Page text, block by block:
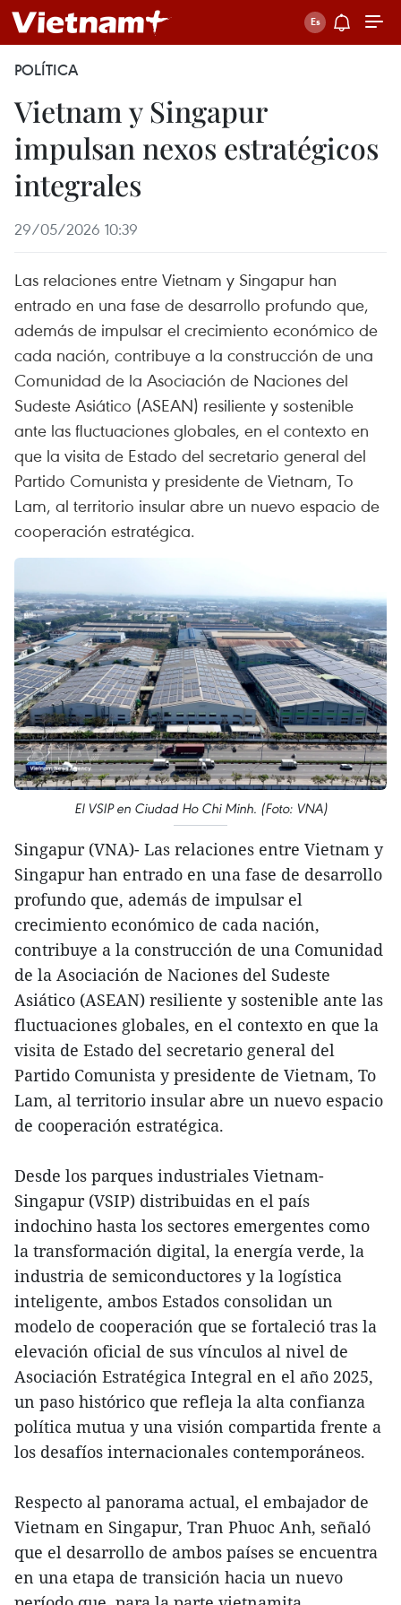
POLÍTICA
Vietnam y Singapur
impulsan nexos estratégicos
integrales
29/05/2026 10:39
Las relaciones entre Vietnam y Singapur han
entrado en una fase de desarrollo profundo que,
además de impulsar el crecimiento económico de
cada nación, contribuye a la construcción de una
Comunidad de la Asociación de Naciones del
Sudeste Asiático (ASEAN) resiliente y sostenible
ante las fluctuaciones globales, en el contexto en
que la visita de Estado del secretario general del
Partido Comunista y presidente de Vietnam, To
Lam, al territorio insular abre un nuevo espacio de
cooperación estratégica.
El VSIP en Ciudad Ho Chi Minh. (Foto: VNA)
Singapur (VNA)- Las relaciones entre Vietnam y
Singapur han entrado en una fase de desarrollo
profundo que, además de impulsar el
crecimiento económico de cada nación,
contribuye a la construcción de una Comunidad
de la Asociación de Naciones del Sudeste
Asiático (ASEAN) resiliente y sostenible ante las
fluctuaciones globales, en el contexto en que la
visita de Estado del secretario general del
Partido Comunista y presidente de Vietnam, To
Lam, al territorio insular abre un nuevo espacio
de cooperación estratégica.
Desde los parques industriales Vietnam-
Singapur (VSIP) distribuidas en el país
indochino hasta los sectores emergentes como
la transformación digital, la energía verde, la
industria de semiconductores y la logística
inteligente, ambos Estados consolidan un
modelo de cooperación que se fortaleció tras la
elevación oficial de sus vínculos al nivel de
Asociación Estratégica Integral en el año 2025,
un paso histórico que refleja la alta confianza
política mutua y una visión compartida frente a
los desafíos internacionales contemporáneos.
Respecto al panorama actual, el embajador de
Vietnam en Singapur, Tran Phuoc Anh, señaló
que el desarrollo de ambos países se encuentra
en una etapa de transición hacia un nuevo